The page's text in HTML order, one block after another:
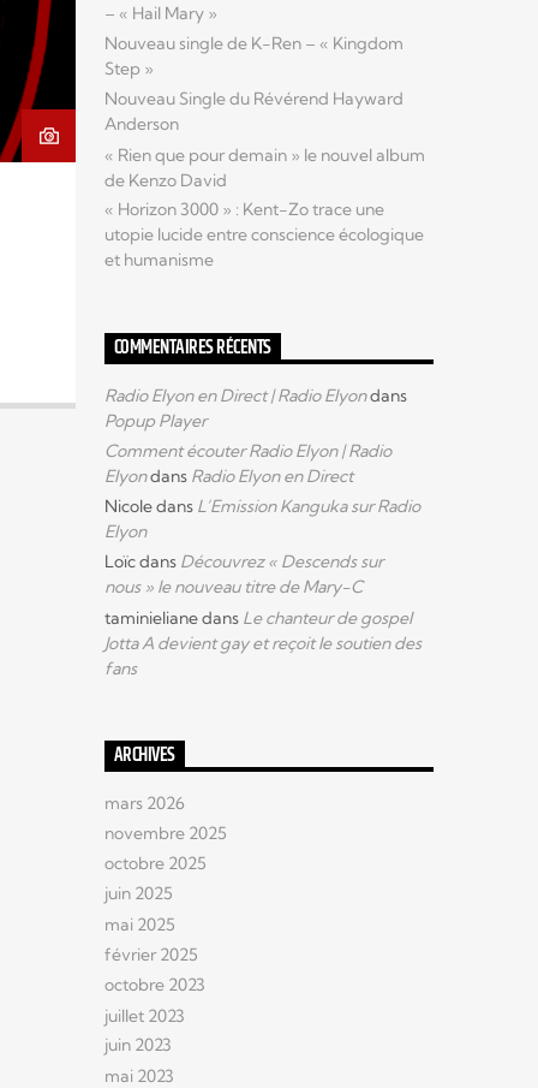
– « Hail Mary »
Nouveau single de K-Ren – « Kingdom
Step »
Nouveau Single du Révérend Hayward
Anderson
« Rien que pour demain » le nouvel album
de Kenzo David
« Horizon 3000 » : Kent-Zo trace une
utopie lucide entre conscience écologique
et humanisme
COMMENTAIRES RÉCENTS
Radio Elyon en Direct | Radio Elyondans
Popup Player
Comment écouter Radio Elyon | Radio
Elyondans Radio Elyon en Direct
Nicoledans L’Emission Kanguka sur Radio
Elyon
Loïcdans Découvrez « Descends sur
nous » le nouveau titre de Mary-C
taminielianedans Le chanteur de gospel
Jotta A devient gay et reçoit le soutien des
fans
ARCHIVES
mars 2026
novembre 2025
octobre 2025
juin 2025
mai 2025
février 2025
octobre 2023
juillet 2023
juin 2023
mai 2023